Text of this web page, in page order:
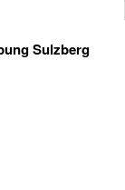
Sulzberg